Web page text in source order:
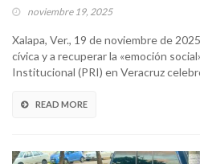
noviembre 19, 2025
Xalapa, Ver., 19 de noviembre de
cívica y a recuperar la «emoción
Institucional (PRI) en Veracruz
READ MORE